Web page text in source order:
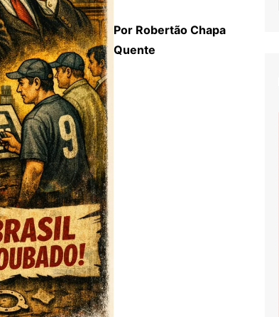
Por Robertão Chapa
Quente